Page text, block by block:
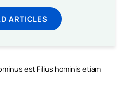
ARTICLES
est Filius hominis etiam